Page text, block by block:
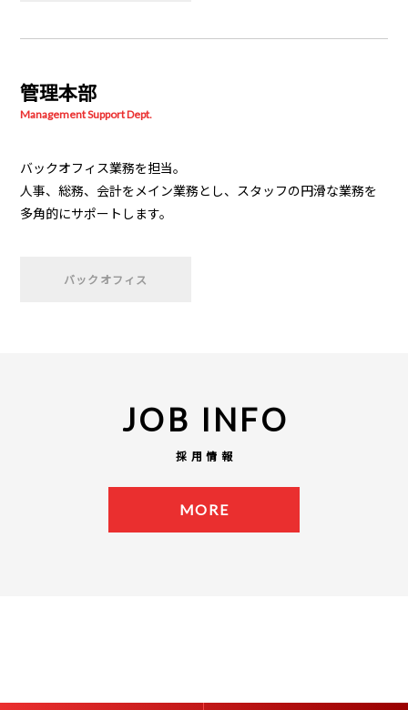
管理本部
Management Support Dept.
バックオフィス業務を担当。
人事、総務、会計をメイン業務とし、スタッフの円滑な業務を
多角的にサポートします。
バックオフィス
JOB INFO
採用情報
MORE